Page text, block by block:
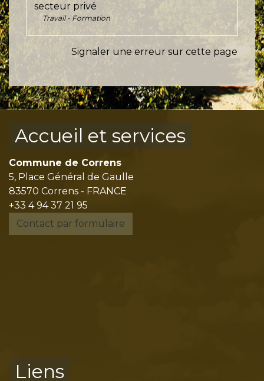
secteur privé
Travail - Formation
Signaler une erreur sur cette page
Accueil et services
Commune de Correns
5, Place Général de Gaulle
83570 Correns - FRANCE
+33 4 94 37 21 95
Contact par formulaire
Liens